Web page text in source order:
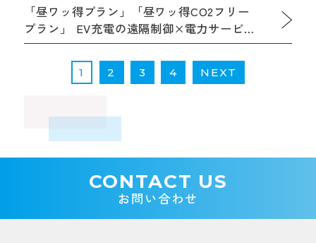
「昼ワッ得プラン」「昼ワッ得CO2フリー
プラン」 EV充電の遠隔制御×電力サービス
の社会実装化支援 25年度実証事業モニター
募集のご案内
1 2 3 4 NEXT
CONTACT US
お問い合わせ